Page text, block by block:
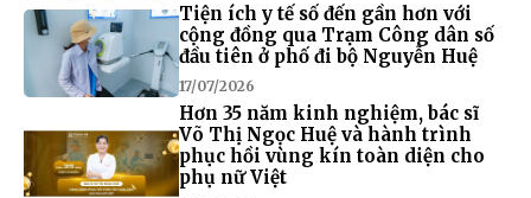
Tiện ích y tế số đến gần hơn với
cộng đồng qua Trạm Công dân số
đầu tiên ở phố đi bộ Nguyễn Huệ
17/07/2026
Hơn 35 năm kinh nghiệm, bác sĩ
Võ Thị Ngọc Huệ và hành trình
phục hồi vùng kín toàn diện cho
phụ nữ Việt